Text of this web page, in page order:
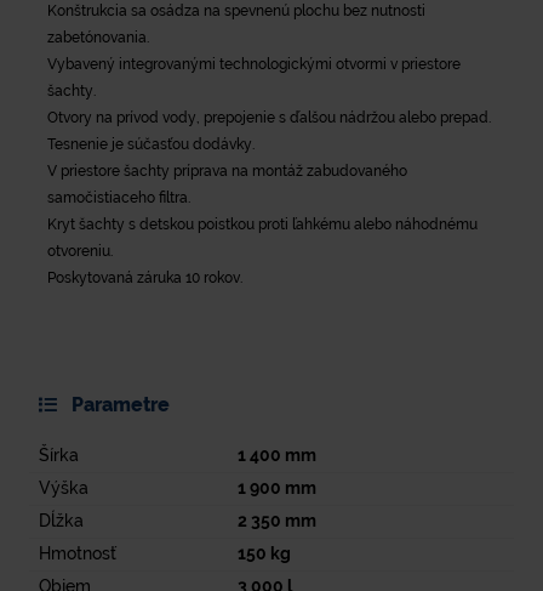
Konštrukcia sa osádza na spevnenú plochu bez nutnosti
zabetónovania.
Vybavený integrovanými technologickými otvormi v priestore
šachty.
Otvory na prívod vody, prepojenie s ďalšou nádržou alebo prepad.
Tesnenie je súčasťou dodávky.
V priestore šachty príprava na montáž zabudovaného
samočistiaceho filtra.
Kryt šachty s detskou poistkou proti ľahkému alebo náhodnému
otvoreniu.
Poskytovaná záruka 10 rokov.
Parametre
Šírka 1 400 mm
Výška
1 900 mm
Dĺžka
2 350 mm
Hmotnosť
150 kg
Objem
3 000 l